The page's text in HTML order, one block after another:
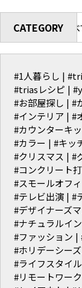
CATEGORYす
#1人暮らし
#triasレシピ
#お部屋探し
#
#インテリア
#
#カウンターキ
#カラー
#キッ
#クリスマス
#
#コンクリート
#スモールオフ
#テレビ出演
#
#デザイナーズ
#ナチュラルイ
#ファッション
#ホリデーシー
#ライフスタイル
#リモートワーク